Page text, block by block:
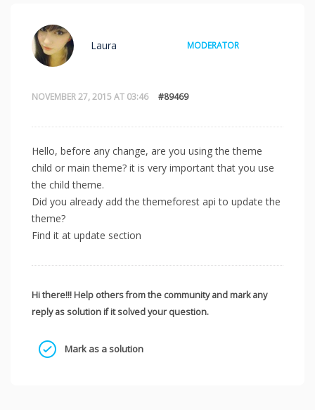
NOVEMBER 27, 2015 AT 03:46 #89469
Laura MODERATOR
Hello, before any change, are you using the theme
child or main theme? it is very important that you use
the child theme.
Did you already add the themeforest api to update the
theme?
Find it at update section
Hi there!!! Help others from the community and mark any
reply as solution if it solved your question.
Mark as a solution